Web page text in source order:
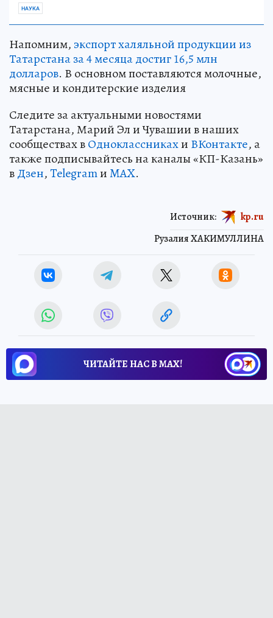
НАУКА
Напомним, экспорт халяльной продукции из
Татарстана за 4 месяца достиг 16,5 млн
долларов. В основном поставляются молочные,
мясные и кондитерские изделия
Следите за актуальными новостями
Татарстана, Марий Эл и Чувашии в наших
сообществах вОдноклассникахи ВКонтакте, а
также подписывайтесь на каналы «КП-Казань»
вДзен,TelegramиMAX.
Рузалия ХАКИМУЛЛИНА
Источник: kp.ru
ЧИТАЙТЕ НАС В МАХ!